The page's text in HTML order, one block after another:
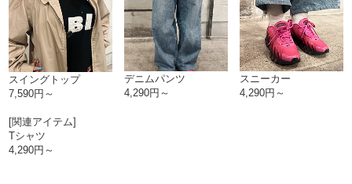
スイングトップ
7,590円～
[関連アイテム]
Tシャツ
4,290円～
デニムパンツ
4,290円～
スニーカー
4,290円～